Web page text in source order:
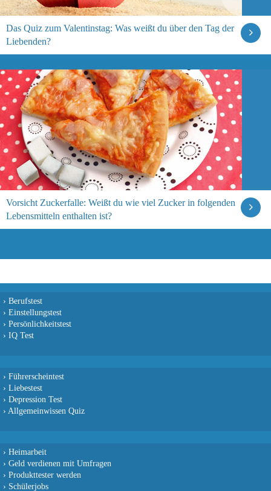
Das Quiz zum Valentinstag: Was weißt du über den Tag der
Liebenden?
Vorsicht Zuckerfalle: Weißt du wie viel Zucker in folgenden
Lebensmitteln enthalten ist?
› Berufstest
› Einstellungstest
› Persönlichkeitstest
› IQ Test
› Führerscheintest
› Liebestest
› Depression Test
› Allgemeinwissen Quiz
› Heimarbeit
› Geld verdienen mit Umfragen
› Produkttester werden
› Schülerjobs